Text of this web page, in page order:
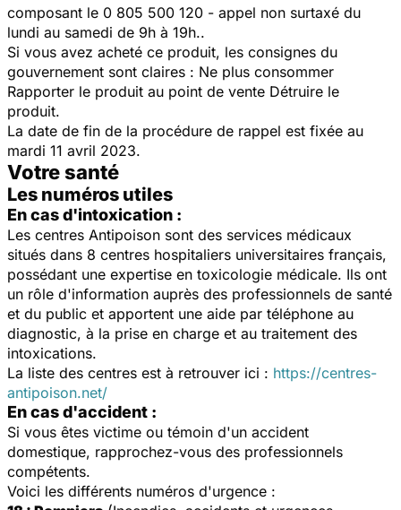
composant le 0 805 500 120 - appel non surtaxé du
lundi au samedi de 9h à 19h..
Si vous avez acheté ce produit, les consignes du
gouvernement sont claires : Ne plus consommer
Rapporter le produit au point de vente Détruire le
produit.
La date de fin de la procédure de rappel est fixée au
mardi 11 avril 2023.
Votre santé
Les numéros utiles
En cas d'intoxication :
Les centres Antipoison sont des services médicaux
situés dans 8 centres hospitaliers universitaires français,
possédant une expertise en toxicologie médicale. Ils ont
un rôle d'information auprès des professionnels de santé
et du public et apportent une aide par téléphone au
diagnostic, à la prise en charge et au traitement des
intoxications.
La liste des centres est à retrouver ici : https://centres-
antipoison.net/
En cas d'accident :
Si vous êtes victime ou témoin d'un accident
domestique, rapprochez-vous des professionnels
compétents.
Voici les différents numéros d'urgence :